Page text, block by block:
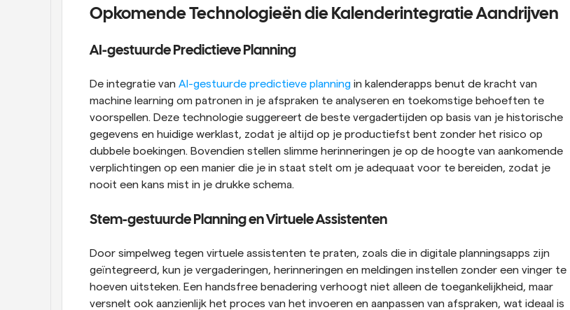
Opkomende Technologieën die Kalenderintegratie Aandrijven
AI-gestuurde Predictieve Planning
De integratie van AI-gestuurde predictieve planning in kalenderapps benut de kracht van
machine learning om patronen in je afspraken te analyseren en toekomstige behoeften te
voorspellen. Deze technologie suggereert de beste vergadertijden op basis van je historische
gegevens en huidige werklast, zodat je altijd op je productiefst bent zonder het risico op
dubbele boekingen. Bovendien stellen slimme herinneringen je op de hoogte van aankomende
verplichtingen op een manier die je in staat stelt om je adequaat voor te bereiden, zodat je
nooit een kans mist in je drukke schema.
Stem-gestuurde Planning en Virtuele Assistenten
Door simpelweg tegen virtuele assistenten te praten, zoals die in digitale planningsapps zijn
geïntegreerd, kun je vergaderingen, herinneringen en meldingen instellen zonder een vinger te
hoeven uitsteken. Een handsfree benadering verhoogt niet alleen de toegankelijkheid, maar
versnelt ook aanzienlijk het proces van het invoeren en aanpassen van afspraken, wat ideaal is